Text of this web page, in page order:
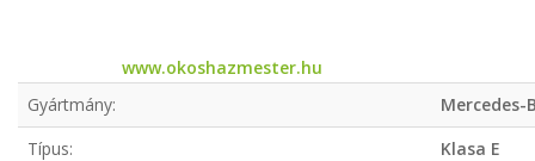
www.okoshazmester.hu
Gyártmány:
Mercedes-
Típus:
Klasa E